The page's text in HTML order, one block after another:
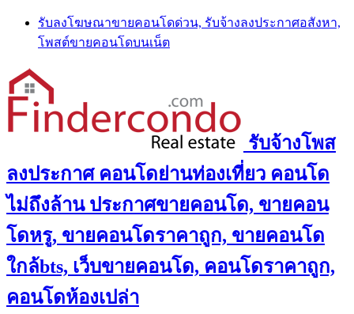
Skip
content
รับลงโฆษณาขายคอนโดด่วน, รับจ้างลงประกาศอสังหา,
โพสต์ขายคอนโดบนเน็ต
รับจ้างโพส
ลงประกาศ คอนโดย่านท่องเที่ยว คอนโด
ไม่ถึงล้าน ประกาศขายคอนโด, ขายคอน
โดหรู, ขายคอนโดราคาถูก, ขายคอนโด
ใกล้bts, เว็บขายคอนโด, คอนโดราคาถูก,
คอนโดห้องเปล่า